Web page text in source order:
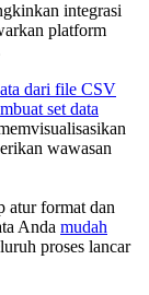
integrasi
platform
dari file CSV
set data
wawasan
atur format dan
Anda mudah
proses lancar